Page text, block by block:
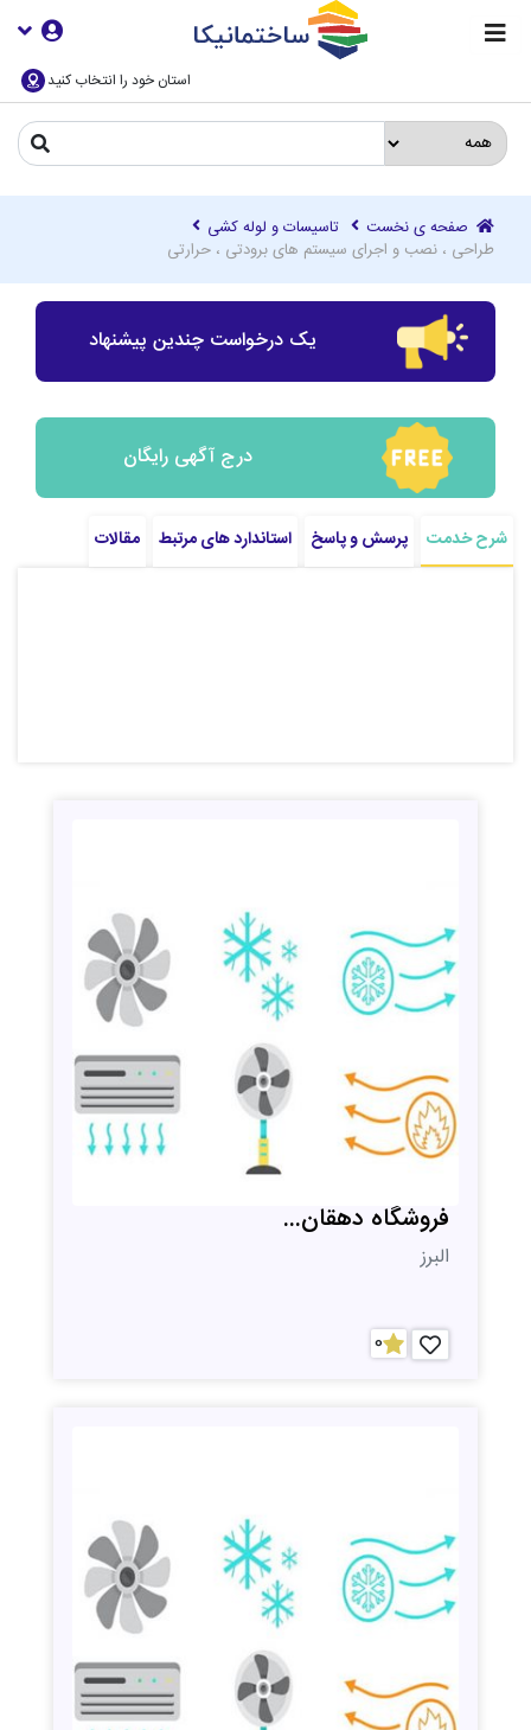
استان خود را انتخاب کنید
صفحه ی نخست
تاسیسات و لوله کشی
طراحی ، نصب و اجرای سیستم های برودتی ، حرارتی
یک درخواست چندین پیشنهاد
درج آگهی رایگان
شرح خدمت پرسش و پاسخ استاندارد های مرتبط مقالات
فروشگاه دهقان...
البرز
0